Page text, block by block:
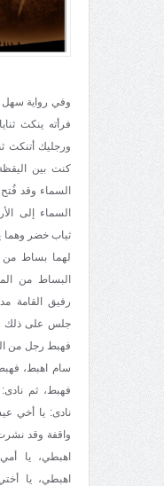
وفي رواية
فرأته ينكث
ورجليك أتنكث
كنت بين
السماء وقد
السماء إلى
ثياب خضر وهما
لهما بساط من
البساط من
رفيق القامة
جلس على ذلك
فهبط رجل من
سام اهبط،
فهبط، ثم
نادى: يا أخي
واقفة وقد
اهبطي، يا
اهبطي، يا